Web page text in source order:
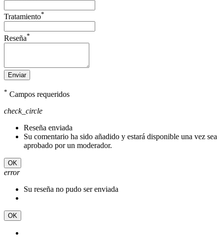
Tratamiento*
Reseña*
Enviar
* Campos requeridos
check_circle
Reseña enviada
Su comentario ha sido añadido y estará disponible una vez sea
aprobado por un moderador.
OK
error
Su reseña no pudo ser enviada
OK